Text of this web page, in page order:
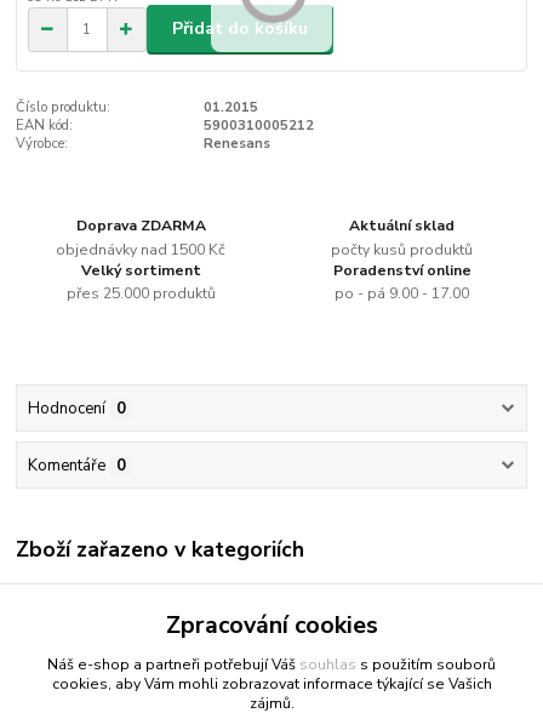
Přidat do košíku
Číslo produktu:
01.2015
EAN kód:
5900310005212
Výrobce:
Renesans
Doprava ZDARMA
objednávky nad 1500 Kč
Aktuální sklad
počty kusů produktů
Velký sortiment
přes 25.000 produktů
Poradenství online
po - pá 9.00 - 17.00
Hodnocení 0
Komentáře 0
Zboží zařazeno v kategoriích
Renesans
Olejové barvy jednotlivěZpracování cookies
Náš e-shop a partneři potřebují Váš souhlas s použitím souborů
cookies, aby Vám mohli zobrazovat informace týkající se Vašich
zájmů.